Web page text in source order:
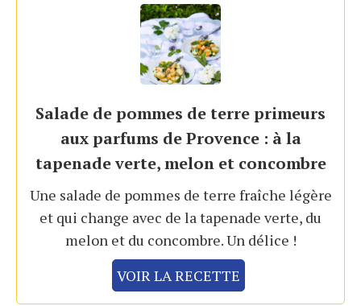
Salade de pommes de terre primeurs
aux parfums de Provence : à la
tapenade verte, melon et concombre
Une salade de pommes de terre fraîche légère
et qui change avec de la tapenade verte, du
melon et du concombre. Un délice !
VOIR LA RECETTE